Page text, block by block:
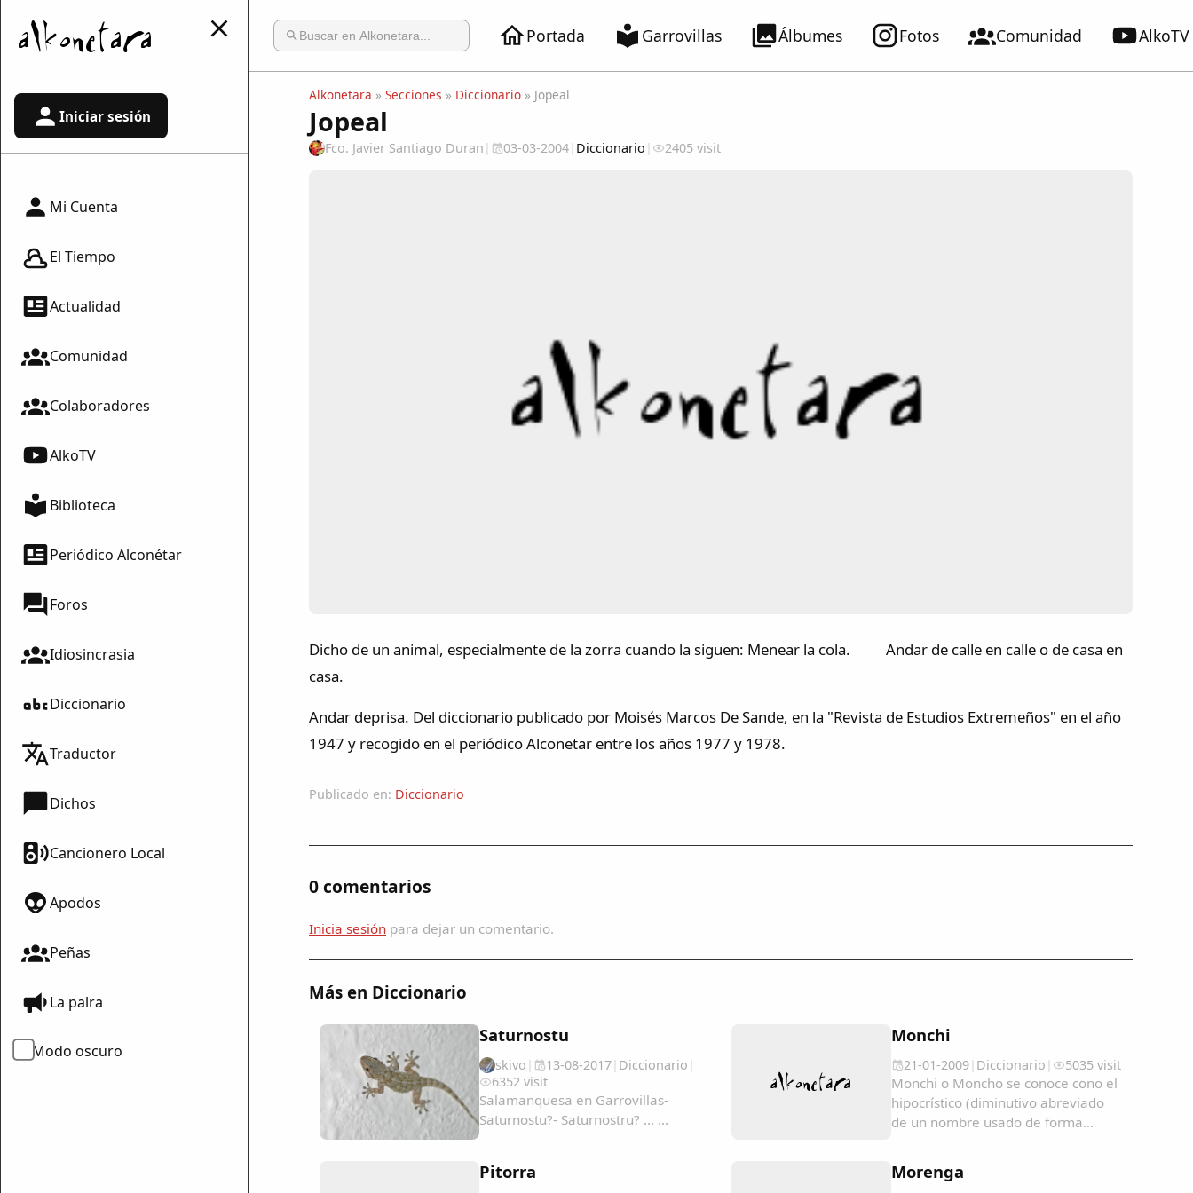
Portada Garrovillas Álbumes Fotos Comunidad AlkoTV
Iniciar sesión
Mi Cuenta
El Tiempo
Actualidad
Comunidad
Colaboradores
AlkoTV
Biblioteca
Periódico Alconétar
Foros
Idiosincrasia
Diccionario
Traductor
Dichos
Cancionero Local
Apodos
Peñas
La palra
Modo oscuro
Alkonetara » Secciones » Diccionario » Jopeal
Jopeal
Fco. Javier Santiago Duran | 03-03-2004| Diccionario | 2405 visit
Dicho de un animal, especialmente de la zorra cuando la siguen: Menear la cola. Andar de calle en calle o de casa en
casa.
Andar deprisa. Del diccionario publicado por Moisés Marcos De Sande, en la "Revista de Estudios Extremeños" en el año
1947 y recogido en el periódico Alconetar entre los años 1977 y 1978.
Publicado en: Diccionario
0 comentarios
Inicia sesión para dejar un comentario.
Más en Diccionario
Saturnostu
skivo | 13-08-2017| Diccionario |
6352 visit
Salamanquesa en Garrovillas-
Saturnostu?- Saturnostru? ... ...
Monchi
21-01-2009| Diccionario | 5035 visit
Monchi o Moncho se conoce cono el
hipocrístico (diminutivo abreviado
de un nombre usado de forma
utiliza como un sinónimo de
Pitorra Morenga